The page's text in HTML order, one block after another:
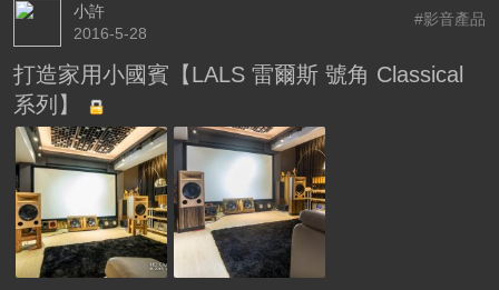
小許
2016-5-28
#影音產品
打造家用小國賓【LALS 雷爾斯 號角 Classical
系列】